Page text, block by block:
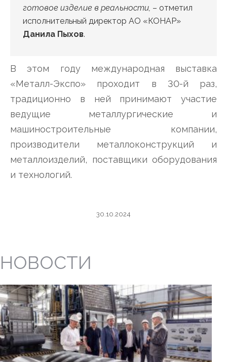
готовое изделие в реальности, – отметил
исполнительный директор АО «КОНАР»
Данила Пыхов.
В этом году международная выставка
«Металл-Экспо» проходит в 30-й раз,
традиционно в ней принимают участие
ведущие металлургические и
машиностроительные компании,
производители металлоконструкций и
металлоизделий, поставщики оборудования
и технологий.
30.10.2024
НОВОСТИ